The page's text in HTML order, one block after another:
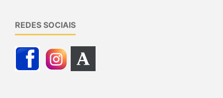
REDES SOCIAIS